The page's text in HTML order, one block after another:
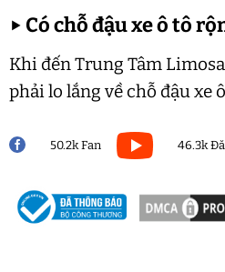
▶ Có chỗ đậu xe ô tô
Khi đến Trung Tâm
phải lo lắng về chỗ đậu xe
50.2k Fan 46.3k